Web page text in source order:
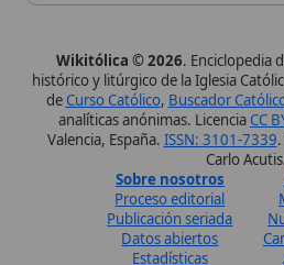
Canal de WhatsApp
Únete · publicación regular
Perfil de Instagram
Síguenos · @wikitolica